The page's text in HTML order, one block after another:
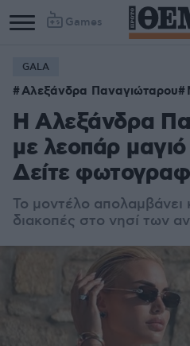
Games
GALA
Αλεξάνδρα Παναγιώταρου
Η Αλεξάνδρα
με λεοπάρ
Δείτε
Το μοντέλο απολαμβάνει
διακοπές στο νησί των